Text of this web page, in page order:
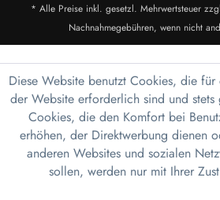
* Alle Preise inkl. gesetzl. Mehrwertsteuer
Nachnahmegebühren, wenn nicht
Diese Website benutzt Cookies, die
der Website erforderlich sind und
Cookies, die den Komfort bei
erhöhen, der Direktwerbung dienen
anderen Websites und sozialen
sollen, werden nur mit Ihrer